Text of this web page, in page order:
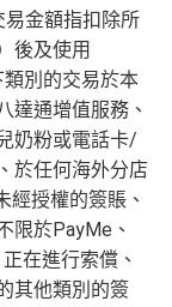
買野無特別優
包括DCC)無
金額指扣除所
後及使用
類別的交易於本
達通增值服務、
奶粉或電話卡/
於任何海外分店
經授權的簽賬、
限於PayMe、
在進行索償、
其他類別的簽